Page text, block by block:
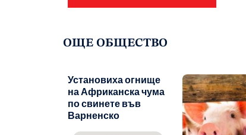
ОЩЕ ОБЩЕСТВО
Установиха огнище
на Африканска чума
по свинете във
Варненско